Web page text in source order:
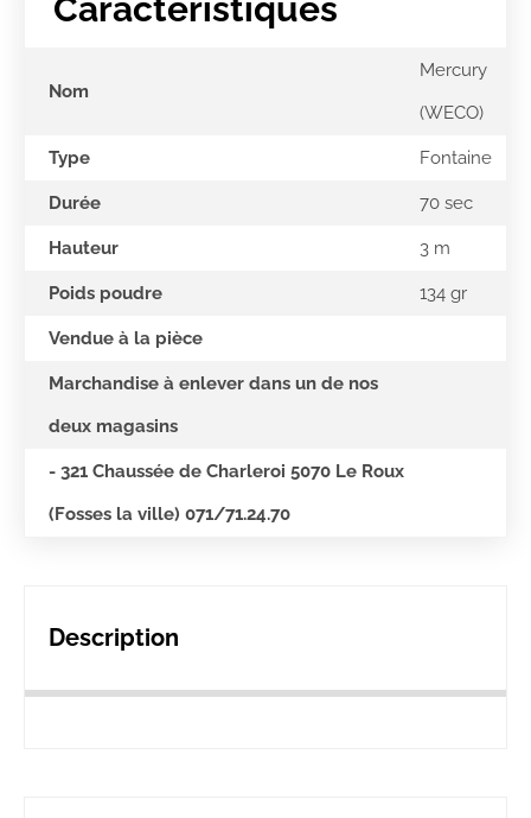
Caractéristiques
Nom
Mercury
(WECO)
Type Fontaine
Durée 70 sec
Hauteur 3 m
Poids poudre 134 gr
Vendue à la pièce
Marchandise à enlever dans un de nos
deux magasins
- 321 Chaussée de Charleroi 5070 Le Roux
(Fosses la ville) 071/71.24.70
Description